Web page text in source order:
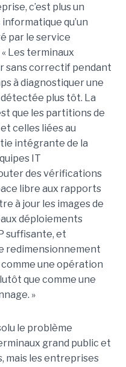
c’est plus un
qu’un
par le service
« Les terminaux
sans correctif pendant
à diagnostiquer une
plus tôt. La
que les partitions de
celles liées au
intégrante de la
IT
des vérifications
libre aux rapports
à jour les images de
déploiements
suffisante, et
redimensionnement
une opération
que comme une
»
le problème
grand public et
mais les entreprises